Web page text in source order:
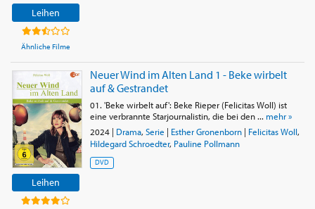
Leihen
Ähnliche Filme
Leihen
Neuer Wind im Alten Land 1 - Beke wirbelt
auf & Gestrandet
01. 'Beke wirbelt auf': Beke Rieper (Felicitas Woll) ist
eine verbrannte Starjournalistin, die bei den ... mehr »
2024| Drama, Serie | Esther Gronenborn| Felicitas Woll,
Hildegard Schroedter, Pauline Pollmann
DVD